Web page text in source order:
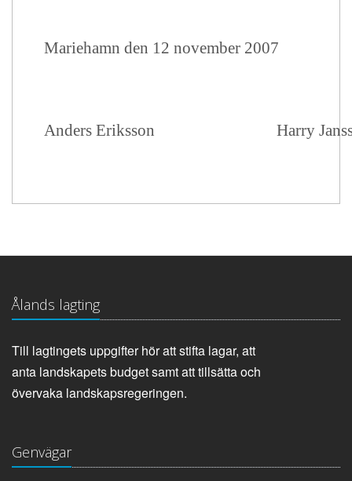
Mariehamn den 12 november 2007
Anders Eriksson Harry
Ålands lagting
Till lagtingets uppgifter hör att stifta lagar, att
anta landskapets budget samt att tillsätta och
övervaka landskapsregeringen.
Genvägar